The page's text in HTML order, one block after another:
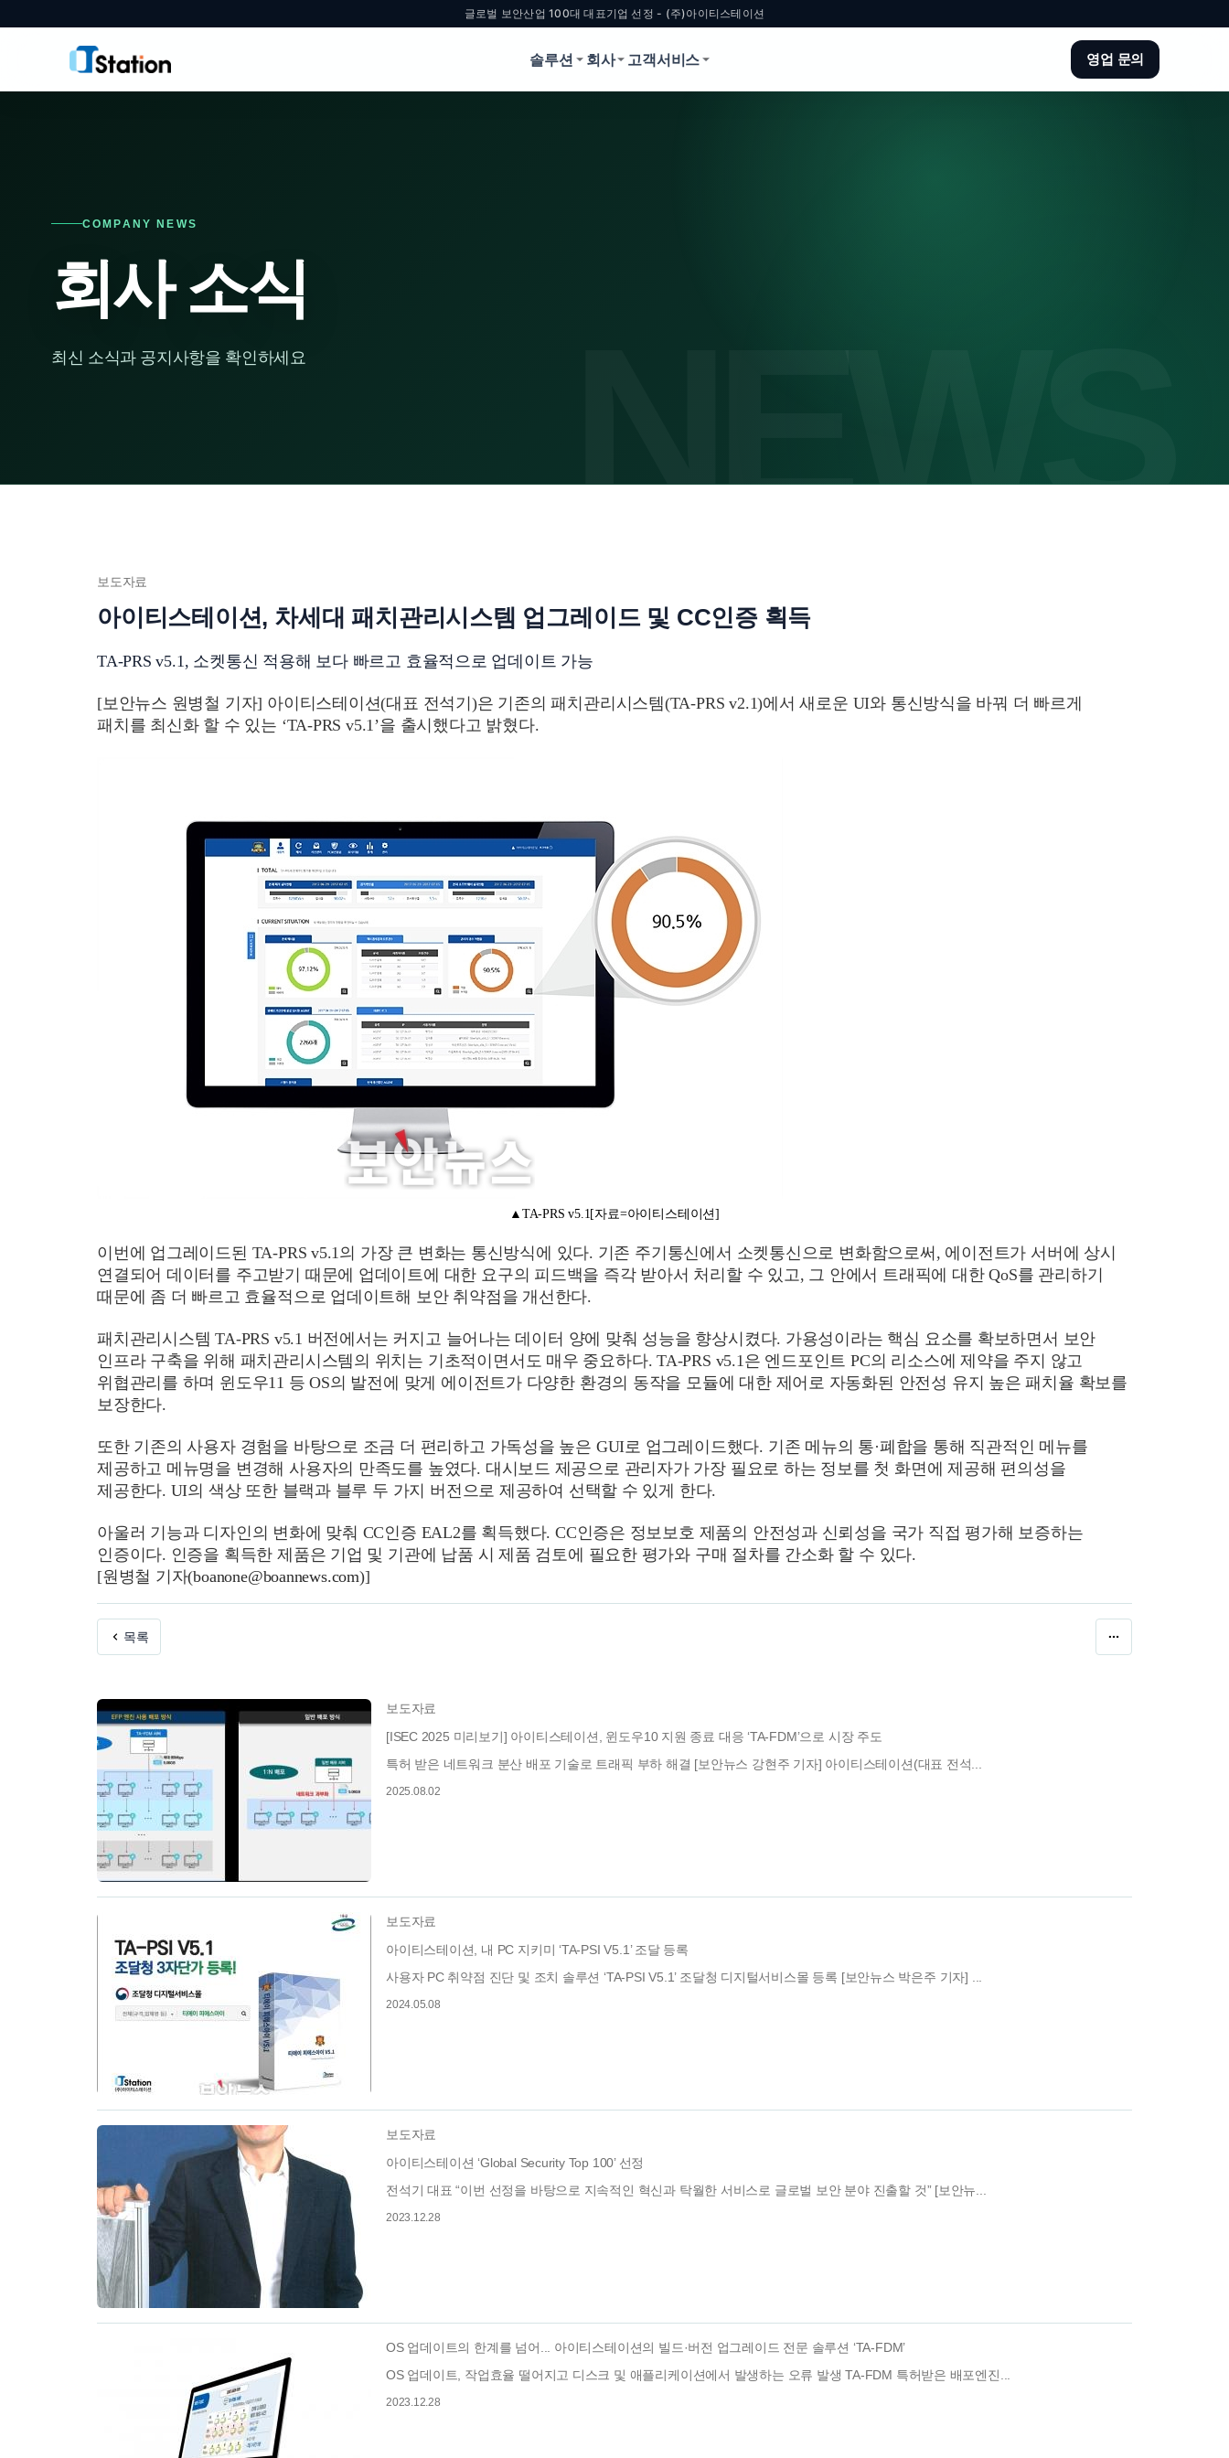
글로벌 보안산업 100대 대표기업 선정 - (주)아이티스테이션
솔루션 회사 고객서비스 영업 문의
COMPANY NEWS
회사 소식
최신 소식과 공지사항을 확인하세요
보도자료
아이티스테이션, 차세대 패치관리시스템 업그레이드 및 CC인증 획득
TA-PRS v5.1, 소켓통신 적용해 보다 빠르고 효율적으로 업데이트 가능
[보안뉴스 원병철 기자] 아이티스테이션(대표 전석기)은 기존의 패치관리시스템(TA-PRS v2.1)에서 새로운 UI와 통신방식을 바꿔 더 빠르게
패치를 최신화 할 수 있는 ‘TA-PRS v5.1’을 출시했다고 밝혔다.
▲TA-PRS v5.1[자료=아이티스테이션]
이번에 업그레이드된 TA-PRS v5.1의 가장 큰 변화는 통신방식에 있다. 기존 주기통신에서 소켓통신으로 변화함으로써, 에이전트가 서버에 상시
연결되어 데이터를 주고받기 때문에 업데이트에 대한 요구의 피드백을 즉각 받아서 처리할 수 있고, 그 안에서 트래픽에 대한 QoS를 관리하기
때문에 좀 더 빠르고 효율적으로 업데이트해 보안 취약점을 개선한다.
패치관리시스템 TA-PRS v5.1 버전에서는 커지고 늘어나는 데이터 양에 맞춰 성능을 향상시켰다. 가용성이라는 핵심 요소를 확보하면서 보안
인프라 구축을 위해 패치관리시스템의 위치는 기초적이면서도 매우 중요하다. TA-PRS v5.1은 엔드포인트 PC의 리소스에 제약을 주지 않고
위협관리를 하며 윈도우11 등 OS의 발전에 맞게 에이전트가 다양한 환경의 동작을 모듈에 대한 제어로 자동화된 안전성 유지 높은 패치율 확보를
보장한다.
또한 기존의 사용자 경험을 바탕으로 조금 더 편리하고 가독성을 높은 GUI로 업그레이드했다. 기존 메뉴의 통·폐합을 통해 직관적인 메뉴를
제공하고 메뉴명을 변경해 사용자의 만족도를 높였다. 대시보드 제공으로 관리자가 가장 필요로 하는 정보를 첫 화면에 제공해 편의성을
제공한다. UI의 색상 또한 블랙과 블루 두 가지 버전으로 제공하여 선택할 수 있게 한다.
아울러 기능과 디자인의 변화에 맞춰 CC인증 EAL2를 획득했다. CC인증은 정보보호 제품의 안전성과 신뢰성을 국가 직접 평가해 보증하는
인증이다. 인증을 획득한 제품은 기업 및 기관에 납품 시 제품 검토에 필요한 평가와 구매 절차를 간소화 할 수 있다.
[원병철 기자(boanone@boannews.com)]
목록
보도자료
[ISEC 2025 미리보기] 아이티스테이션, 윈도우10 지원 종료 대응 ‘TA-FDM’으로 시장 주도
특허 받은 네트워크 분산 배포 기술로 트래픽 부하 해결 [보안뉴스 강현주 기자] 아이티스테이션(대표 전석...
2025.08.02
보도자료
아이티스테이션, 내 PC 지키미 ‘TA-PSI V5.1’ 조달 등록
사용자 PC 취약점 진단 및 조치 솔루션 ‘TA-PSI V5.1’ 조달청 디지털서비스몰 등록 [보안뉴스 박은주 기자] ...
2024.05.08
보도자료
아이티스테이션 ‘Global Security Top 100’ 선정
전석기 대표 “이번 선정을 바탕으로 지속적인 혁신과 탁월한 서비스로 글로벌 보안 분야 진출할 것” [보안뉴...
2023.12.28
OS 업데이트의 한계를 넘어... 아이티스테이션의 빌드·버전 업그레이드 전문 솔루션 ‘TA-FDM’
OS 업데이트, 작업효율 떨어지고 디스크 및 애플리케이션에서 발생하는 오류 발생 TA-FDM 특허받은 배포엔진...
2023.12.28